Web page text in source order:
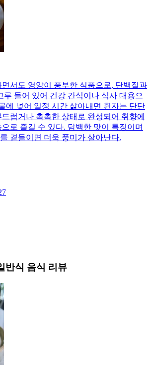
서도 영양이 풍부한 식품으로, 단백질과
루 들어 있어 건강 간식이나 식사 대용으
에 넣어 일정 시간 삶아내면 흰자는 단단
럽거나 촉촉한 상태로 완성되어 취향에
로 즐길 수 있다. 담백한 맛이 특징이며
곁들이면 더욱 풍미가 살아난다.
반식 음식 리뷰